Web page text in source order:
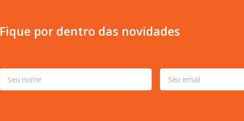
Fique por dentro das novidades